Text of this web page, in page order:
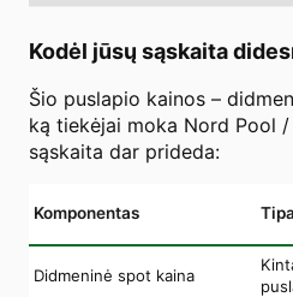
Kodėl jūsų sąskaita
Šio puslapio kainos –
ką tiekėjai moka Nord Pool /
sąskaita dar prideda:
Komponentas
Didmeninė spot kaina